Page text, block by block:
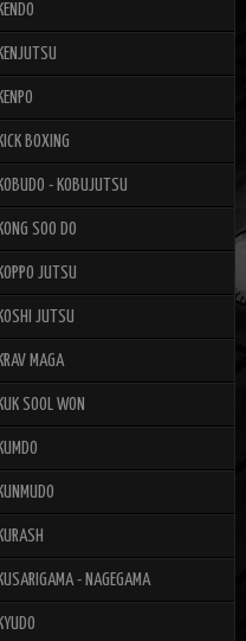
KENDO
KENJUTSU
KENPO
KICK BOXING
KOBUDO - KOBUJUTSU
KONG SOO DO
KOPPO JUTSU
KOSHI JUTSU
KRAV MAGA
KUK SOOL WON
KUMDO
KUNMUDO
KURASH
KUSARIGAMA - NAGEGAMA
KYUDO